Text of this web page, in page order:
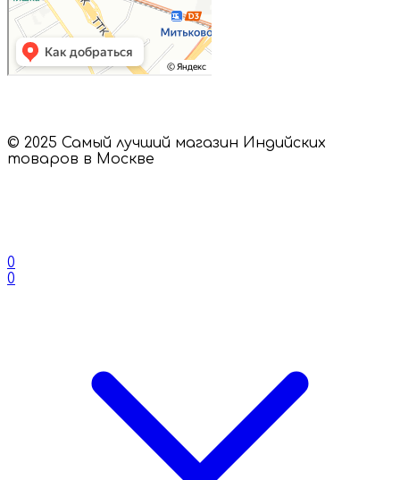
© 2025 Самый лучший магазин Индийских
товаров в Москве
0
0